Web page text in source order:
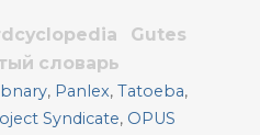
Gutes
словарь
, Panlex,Tatoeba,
Syndicate, OPUS